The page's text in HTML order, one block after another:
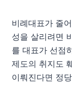
비례대표가 줄
성을 살리려면
를 대표가 선점
제도의 취지도
이뤄진다면 정